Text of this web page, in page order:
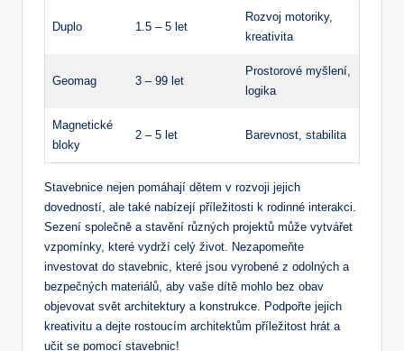
Duplo 1.5 – 5 let
Rozvoj motoriky,
kreativita
Geomag 3 – 99 let
Prostorové ⁣myšlení,‍
logika
Magnetické
bloky
2 – 5 let Barevnost, stabilita
Stavebnice ⁣nejen pomáhají dětem⁢ v rozvoji ⁢jejich
dovedností, ale také​ nabízejí příležitosti k rodinné interakci.
Sezení⁤ společně a ​stavění různých projektů může vytvářet
vzpomínky, ‌které vydrží celý život. Nezapomeňte
investovat do stavebnic, které jsou vyrobené z odolných a
bezpečných materiálů, aby vaše dítě ⁤mohlo bez obav
objevovat svět architektury a⁣ konstrukce. Podpořte jejich
kreativitu⁣ a‍ dejte rostoucím architektům příležitost hrát a
učit se pomocí stavebnic! ⁢